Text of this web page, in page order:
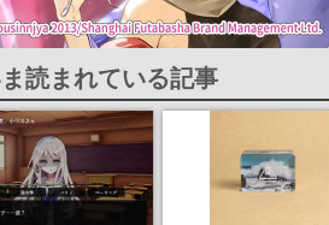
読まれている記事